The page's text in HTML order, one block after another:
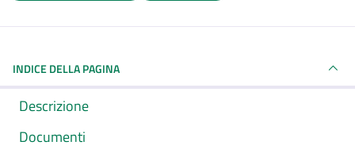
INDICE DELLA PAGINA
Descrizione
Documenti